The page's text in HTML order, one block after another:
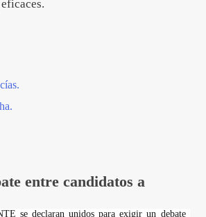
entre candidatos a
se declaran unidos para exigir un debate